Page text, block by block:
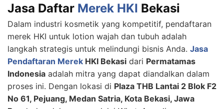
Jasa Daftar Merek HKI Bekasi
Dalam industri kosmetik yang kompetitif, pendaftaran
merek HKI untuk lotion wajah dan tubuh adalah
langkah strategis untuk melindungi bisnis Anda. Jasa
Pendaftaran Merek HKI Bekasi dari Permatamas
Indonesia adalah mitra yang dapat diandalkan dalam
proses ini. Dengan lokasi di Plaza THB Lantai 2 Blok F2
No 61, Pejuang, Medan Satria, Kota Bekasi, Jawa